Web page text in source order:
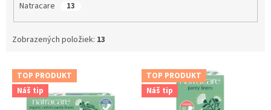
Natracare 13
Zobrazených položiek: 13
V
p
TOP PRODUKT
Náš tip
TOP PRODUKT
Náš tip